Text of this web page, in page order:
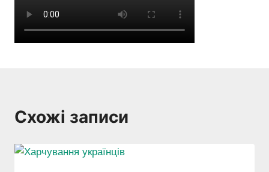
Схожі записи